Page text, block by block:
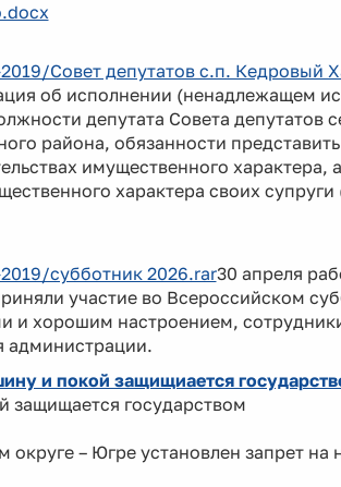
Совет депутатов с.п. Кедровый
об исполнении (ненадлежащем
депутата Совета депутатов
района, обязанности
имущественного характера,
характера своих
субботник 2026.rar30 апреля
участие во Всероссийском
и хорошим настроением,
администрации.
и покой защищиается
защищается государством
– Югре установлен запрет